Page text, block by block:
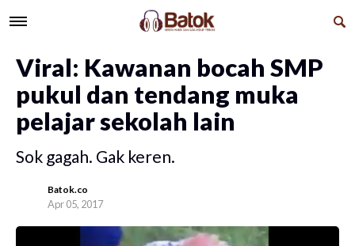
Viral: Kawanan bocah SMP
pukul dan tendang muka
pelajar sekolah lain
Sok gagah. Gak keren.
Batok.co
Apr 05, 2017